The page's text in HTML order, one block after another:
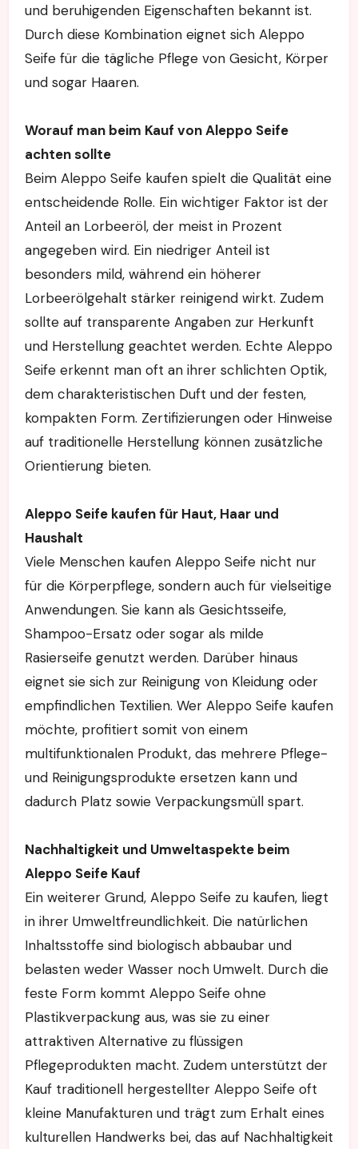
und beruhigenden Eigenschaften bekannt ist.
Durch diese Kombination eignet sich Aleppo
Seife für die tägliche Pflege von Gesicht, Körper
und sogar Haaren.
Worauf man beim Kauf von Aleppo Seife
achten sollte
Beim Aleppo Seife kaufen spielt die Qualität eine
entscheidende Rolle. Ein wichtiger Faktor ist der
Anteil an Lorbeeröl, der meist in Prozent
angegeben wird. Ein niedriger Anteil ist
besonders mild, während ein höherer
Lorbeerölgehalt stärker reinigend wirkt. Zudem
sollte auf transparente Angaben zur Herkunft
und Herstellung geachtet werden. Echte Aleppo
Seife erkennt man oft an ihrer schlichten Optik,
dem charakteristischen Duft und der festen,
kompakten Form. Zertifizierungen oder Hinweise
auf traditionelle Herstellung können zusätzliche
Orientierung bieten.
Aleppo Seife kaufen für Haut, Haar und
Haushalt
Viele Menschen kaufen Aleppo Seife nicht nur
für die Körperpflege, sondern auch für vielseitige
Anwendungen. Sie kann als Gesichtsseife,
Shampoo-Ersatz oder sogar als milde
Rasierseife genutzt werden. Darüber hinaus
eignet sie sich zur Reinigung von Kleidung oder
empfindlichen Textilien. Wer Aleppo Seife kaufen
möchte, profitiert somit von einem
multifunktionalen Produkt, das mehrere Pflege-
und Reinigungsprodukte ersetzen kann und
dadurch Platz sowie Verpackungsmüll spart.
Nachhaltigkeit und Umweltaspekte beim
Aleppo Seife Kauf
Ein weiterer Grund, Aleppo Seife zu kaufen, liegt
in ihrer Umweltfreundlichkeit. Die natürlichen
Inhaltsstoffe sind biologisch abbaubar und
belasten weder Wasser noch Umwelt. Durch die
feste Form kommt Aleppo Seife ohne
Plastikverpackung aus, was sie zu einer
attraktiven Alternative zu flüssigen
Pflegeprodukten macht. Zudem unterstützt der
Kauf traditionell hergestellter Aleppo Seife oft
kleine Manufakturen und trägt zum Erhalt eines
kulturellen Handwerks bei, das auf Nachhaltigkeit